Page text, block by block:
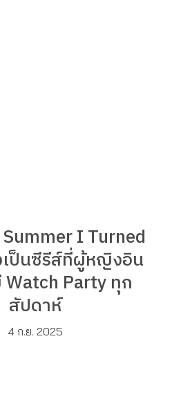
I Turned
ป็นซีรีส์ที่ผู้หญิงอิน
Party ทุก
สัปดาห์
4 ก.ย. 2025